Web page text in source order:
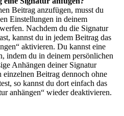
Beitrag anzufügen, musst du
Einstellungen in deinem
Nachdem du die Signatur
kannst du in jedem Beitrag das
aktivieren. Du kannst eine
indem du in deinem persönlichen
Anhängen deiner Signatur
Beitrag dennoch ohne
so kannst du dort einfach das
anhängen“ wieder deaktivieren.